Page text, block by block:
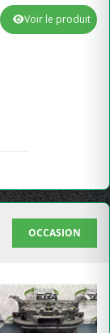
Voir le produit
OCCASION